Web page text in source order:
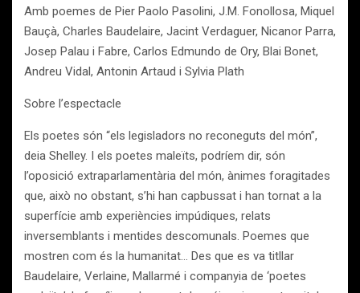
Amb poemes de Pier Paolo Pasolini, J.M. Fonollosa, Miquel
Bauçà, Charles Baudelaire, Jacint Verdaguer, Nicanor Parra,
Josep Palau i Fabre, Carlos Edmundo de Ory, Blai Bonet,
Andreu Vidal, Antonin Artaud i Sylvia Plath
Sobre l’espectacle
Els poetes són “els legisladors no reconeguts del món”,
deia Shelley. I els poetes maleïts, podríem dir, són
l’oposició extraparlamentària del món, ànimes foragitades
que, això no obstant, s’hi han capbussat i han tornat a la
superfície amb experiències impúdiques, relats
inversemblants i mentides descomunals. Poemes que
mostren com és la humanitat… Des que es va titllar
Baudelaire, Verlaine, Mallarmé i companyia de ‘poetes